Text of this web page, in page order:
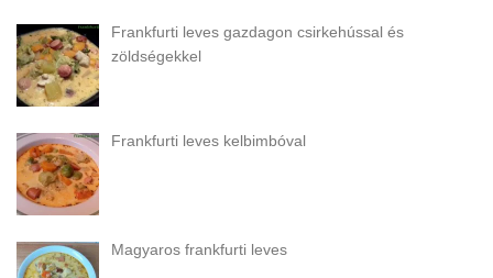
Frankfurti leves gazdagon csirkehússal és
zöldségekkel
Frankfurti leves kelbimbóval
Magyaros frankfurti leves